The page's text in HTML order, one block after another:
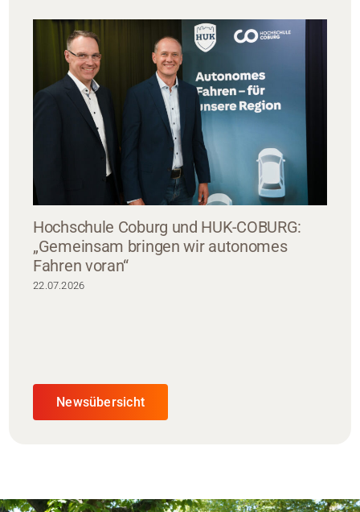
Hochschule Coburg und HUK-COBURG:
„Gemeinsam bringen wir autonomes
Fahren voran“
22.07.2026
Newsübersicht